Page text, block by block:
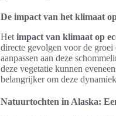
De impact van het klimaat
Het impact van klimaat op
directe gevolgen voor de
aanpassen aan deze
deze vegetatie kunnen
belangrijker om deze
Natuurtochten in Alaska: